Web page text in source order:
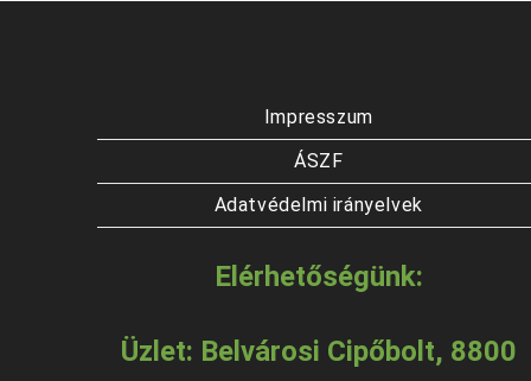
Impresszum
ÁSZF
Adatvédelmi irányelvek
Elérhetőségünk:
Üzlet: Belvárosi Cipőbolt, 8800